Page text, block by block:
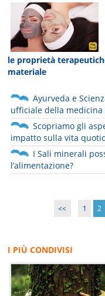
le proprietà
materiale
Ayurveda e
ufficiale della
Scopriamo gli
impatto sulla vita
I Sali minerali
l’alimentazione?
<< 1 2
I PIÙ CONDIVISI